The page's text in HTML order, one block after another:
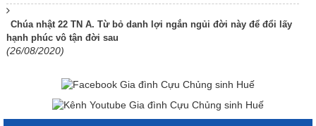
Chúa nhật 22 TN A. Từ bỏ danh lợi ngắn ngủi đời này để đổi lấy
hạnh phúc vô tận đời sau
(26/08/2020)